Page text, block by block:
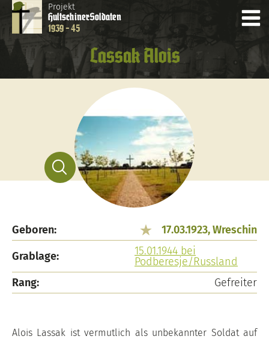
Projekt
HultschinerSoldaten
1939 - 45
Lassak Alois
Geboren:
17.03.1923, Wreschin
Grablage:
15.01.1944 bei
Podberesje/Russland
Rang:
Gefreiter
Alois Lassak ist vermutlich als unbekannter Soldat auf